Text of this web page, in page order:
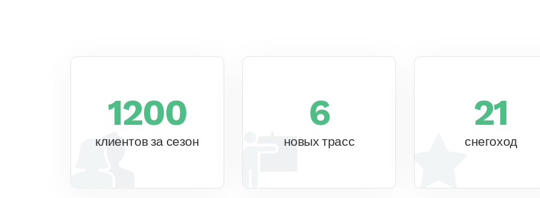
1200
клиентов за сезон
6
новых трасс
21
снегоход